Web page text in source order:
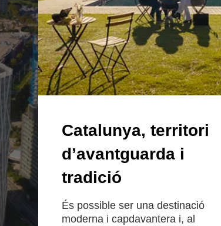
Catalunya, territori
d’avantguarda i
tradició
És possible ser una destinació
moderna i capdavantera i, al